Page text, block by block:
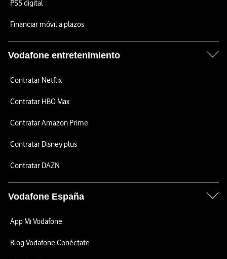
PS5 digital
Financiar móvil a plazos
Vodafone entretenimiento
Contratar Netflix
Contratar HBO Max
Contratar Amazon Prime
Contratar Disney plus
Contratar DAZN
Vodafone España
App Mi Vodafone
Blog Vodafone Conéctate